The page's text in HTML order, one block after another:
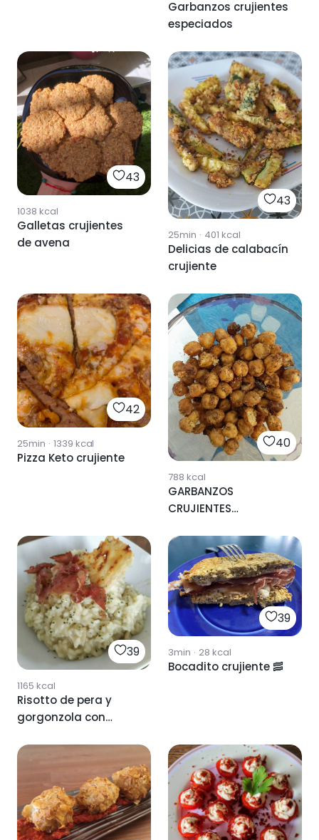
Garbanzos crujientes
especiados
43
1038 kcal
Galletas crujientes
de avena
43
25min · 401 kcal
Delicias de calabacín
crujiente
42
25min · 1339 kcal
Pizza Keto crujiente
40
788 kcal
GARBANZOS
CRUJIENTES
39
1165 kcal
Risotto de pera y
gorgonzola con
parmesano
39
3min · 28 kcal
Bocadito crujiente 🥓